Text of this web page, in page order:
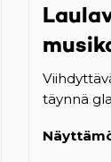
täynnä